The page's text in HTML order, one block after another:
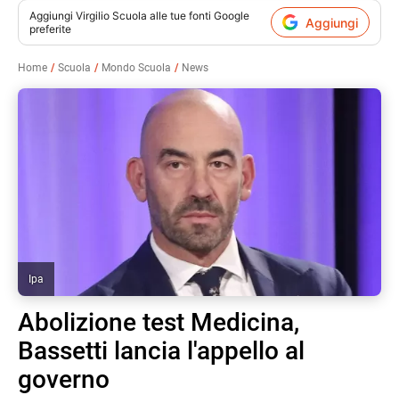
contenuto
Aggiungi Virgilio Scuola alle tue fonti Google
preferite
Aggiungi
Home Scuola Mondo Scuola News
Ipa
Abolizione test Medicina,
Bassetti lancia l'appello al
governo